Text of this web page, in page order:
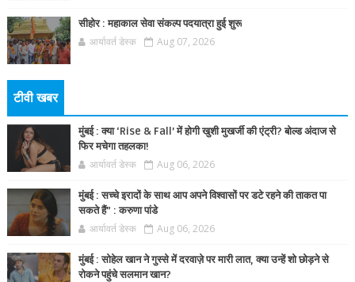
सीहोर : महाकाल सेवा संकल्प पदयात्रा हुई शुरू
आर्यावर्त डेस्क Aug 07, 2026
टीवी खबर
मुंबई : क्या ‘Rise & Fall’ में होगी खुशी मुखर्जी की एंट्री? बोल्ड अंदाज से
फिर मचेगा तहलका!
आर्यावर्त डेस्क Aug 06, 2026
मुंबई : सच्चे इरादों के साथ आप अपने विश्वासों पर डटे रहने की ताकत पा
सकते हैं” : करुणा पांडे
आर्यावर्त डेस्क Aug 06, 2026
मुंबई : सोहेल खान ने गुस्से में दरवाज़े पर मारी लात, क्या उन्हें शो छोड़ने से
रोकने पहुंचे सलमान खान?